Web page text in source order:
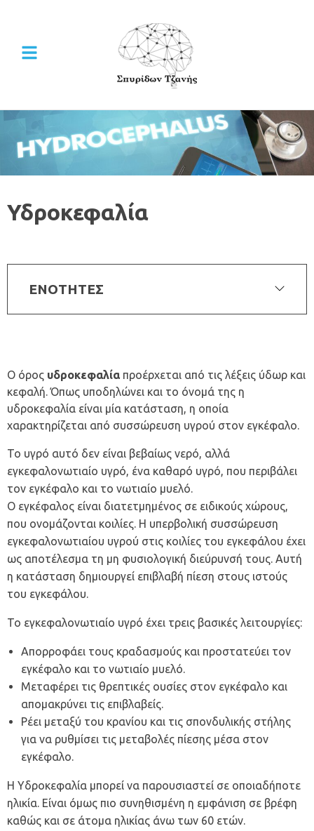
Υδροκεφαλία
ΕΝΟΤΗΤΕΣ
Ο όρος υδροκεφαλία προέρχεται από τις λέξεις ύδωρ και
κεφαλή. Όπως υποδηλώνει και το όνομά της η
υδροκεφαλία είναι μία κατάσταση, η οποία
χαρακτηρίζεται από συσσώρευση υγρού στον εγκέφαλο.
Το υγρό αυτό δεν είναι βεβαίως νερό, αλλά
εγκεφαλονωτιαίο υγρό, ένα καθαρό υγρό, που περιβάλει
τον εγκέφαλο και το νωτιαίο μυελό.
Ο εγκέφαλος είναι διατετμημένος σε ειδικούς χώρους,
που ονομάζονται κοιλίες. Η υπερβολική συσσώρευση
εγκεφαλονωτιαίου υγρού στις κοιλίες του εγκεφάλου έχει
ως αποτέλεσμα τη μη φυσιολογική διεύρυνσή τους. Αυτή
η κατάσταση δημιουργεί επιβλαβή πίεση στους ιστούς
του εγκεφάλου.
Το εγκεφαλονωτιαίο υγρό έχει τρεις βασικές λειτουργίες:
Απορροφάει τους κραδασμούς και προστατεύει τον
εγκέφαλο και το νωτιαίο μυελό.
Μεταφέρει τις θρεπτικές ουσίες στον εγκέφαλο και
απομακρύνει τις επιβλαβείς.
Ρέει μεταξύ του κρανίου και τις σπονδυλικής στήλης
για να ρυθμίσει τις μεταβολές πίεσης μέσα στον
εγκέφαλο.
Η Υδροκεφαλία μπορεί να παρουσιαστεί σε οποιαδήποτε
ηλικία. Είναι όμως πιο συνηθισμένη η εμφάνιση σε βρέφη
καθώς και σε άτομα ηλικίας άνω των 60 ετών.